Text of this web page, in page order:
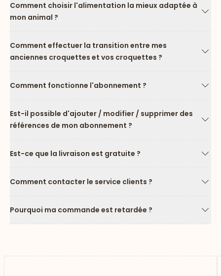
Comment choisir l'alimentation la mieux adaptée à
mon animal ?
Comment effectuer la transition entre mes
anciennes croquettes et vos croquettes ?
Comment fonctionne l'abonnement ?
Est-il possible d'ajouter / modifier / supprimer des
références de mon abonnement ?
Est-ce que la livraison est gratuite ?
Comment contacter le service clients ?
Pourquoi ma commande est retardée ?